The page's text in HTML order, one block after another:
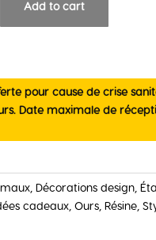
Add to cart
pour cause de crise
Date maximale de
,Décorations design ,
cadeaux ,Ours ,Résine ,